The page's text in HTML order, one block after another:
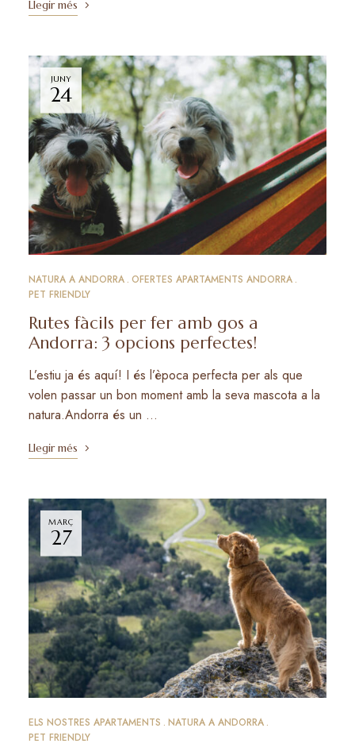
Llegir més
JUNY
24
NATURA A ANDORRA OFERTES APARTAMENTS ANDORRA
PET FRIENDLY
Rutes fàcils per fer amb gos a
Andorra: 3 opcions perfectes!
L’estiu ja és aquí! I és l’època perfecta per als que
volen passar un bon moment amb la seva mascota a la
natura.Andorra és un …
Llegir més
MARÇ
27
ELS NOSTRES APARTAMENTS NATURA A ANDORRA
PET FRIENDLY